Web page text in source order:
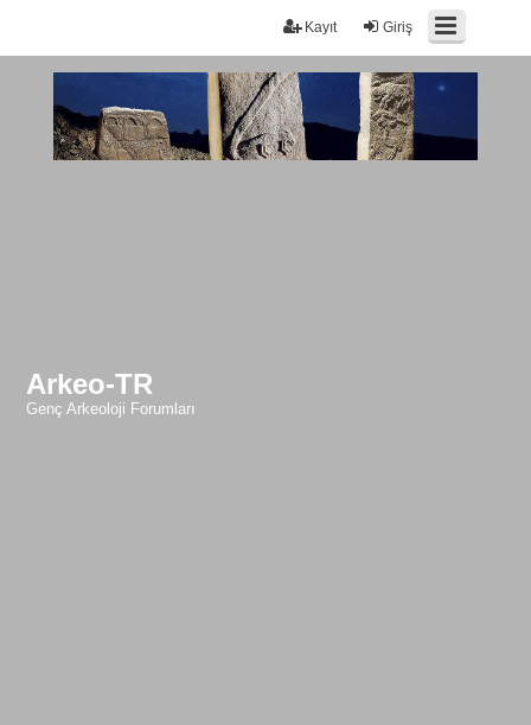
Giriş
Kayıt
Arkeo-TR
Genç Arkeoloji Forumları